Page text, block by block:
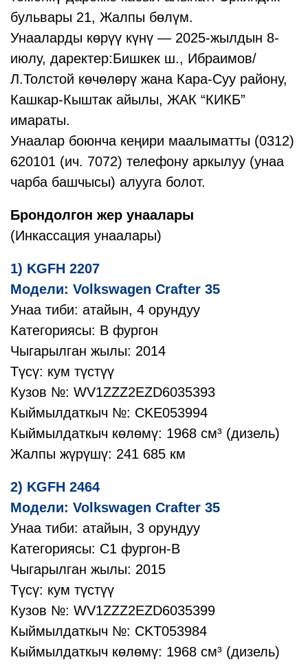
бульвары 21, Жалпы бөлүм.
Унааларды көрүү күнү — 2025-жылдын 8-
июлу, даректер:Бишкек ш., Ибраимов/
Л.Толстой көчөлөрү жана Кара-Суу району,
Кашкар-Кыштак айылы, ЖАК “КИКБ”
имараты.
Унаалар боюнча кеңири маалыматты (0312)
620101 (ич. 7072) телефону аркылуу (унаа
чарба башчысы) алууга болот.
Брондолгон жер унаалары
(Инкассация унаалары)
1) KGFH 2207
Модели: Volkswagen Crafter 35
Унаа тиби: атайын, 4 орундуу
Категориясы: B фургон
Чыгарылган жылы: 2014
Түсү: кум түстүү
Кузов №: WV1ZZZ2EZD6035393
Кыймылдаткыч №: CKE053994
Кыймылдаткыч көлөмү: 1968 см³ (дизель)
Жалпы жүрүшү: 241 685 км
2) KGFH 2464
Модели: Volkswagen Crafter 35
Унаа тиби: атайын, 3 орундуу
Категориясы: C1 фургон-B
Чыгарылган жылы: 2015
Түсү: кум түстүү
Кузов №: WV1ZZZ2EZD6035399
Кыймылдаткыч №: CKT053984
Кыймылдаткыч көлөмү: 1968 см³ (дизель)